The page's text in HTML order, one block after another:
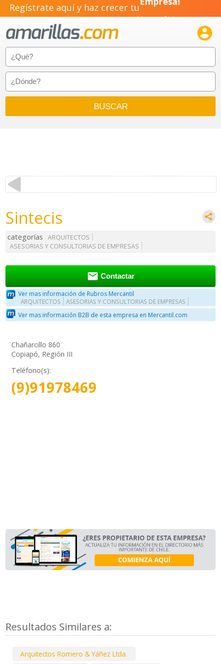
Regístrate aquí y haz crecer tuEmpresa!
Pyme!

Sintecis
categorías
ARQUITECTOS
ASESORIAS Y CONSULTORIAS DE EMPRESAS
 Contactar
Ver mas información de Rubros Mercantil
ARQUITECTOS ASESORIAS Y CONSULTORIAS DE EMPRESAS
Ver mas información B2B de esta empresa en Mercantil.com
Chañarcillo 860
Copiapó, Región III
Teléfono(s):
(9)91978469
Resultados Similares a:
Arquitectos Romero & Yáñez Ltda.